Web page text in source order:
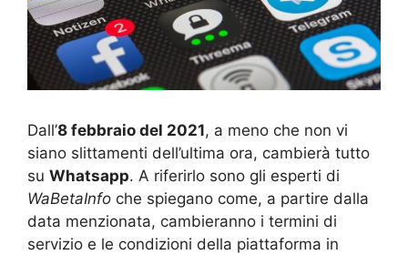
Dall’8 febbraio del 2021, a meno che non vi
siano slittamenti dell’ultima ora, cambierà tutto
su Whatsapp. A riferirlo sono gli esperti di
WaBetaInfo che spiegano come, a partire dalla
data menzionata, cambieranno i termini di
servizio e le condizioni della piattaforma in